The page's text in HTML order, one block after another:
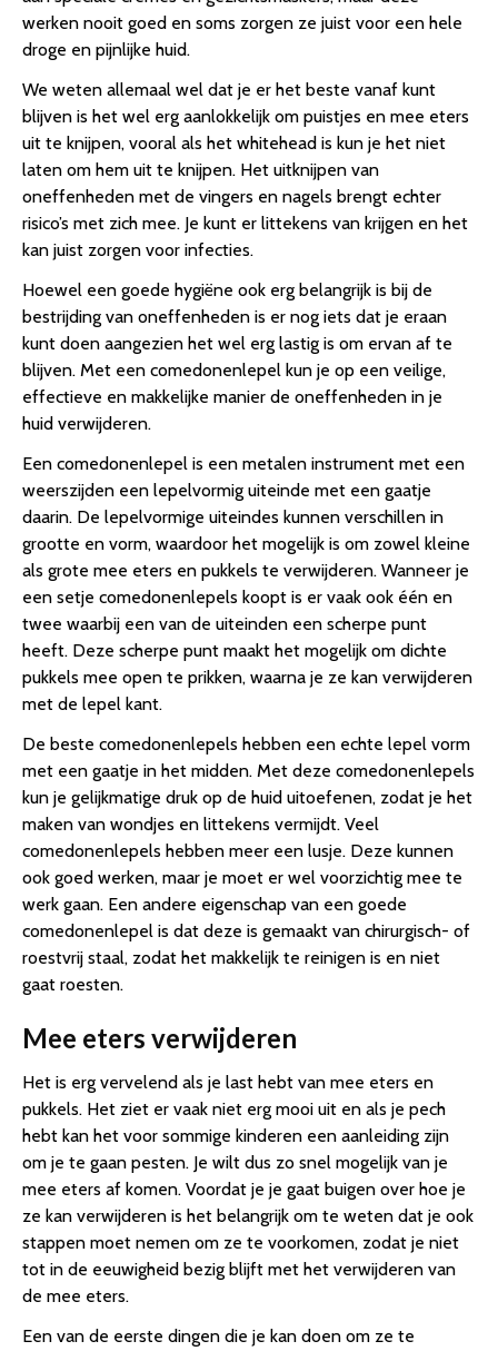
werken nooit goed en soms zorgen ze juist voor een hele
droge en pijnlijke huid.
We weten allemaal wel dat je er het beste vanaf kunt
blijven is het wel erg aanlokkelijk om puistjes en mee eters
uit te knijpen, vooral als het whitehead is kun je het niet
laten om hem uit te knijpen. Het uitknijpen van
oneffenheden met de vingers en nagels brengt echter
risico’s met zich mee. Je kunt er littekens van krijgen en het
kan juist zorgen voor infecties.
Hoewel een goede hygiëne ook erg belangrijk is bij de
bestrijding van oneffenheden is er nog iets dat je eraan
kunt doen aangezien het wel erg lastig is om ervan af te
blijven. Met een comedonenlepel kun je op een veilige,
effectieve en makkelijke manier de oneffenheden in je
huid verwijderen.
Een comedonenlepel is een metalen instrument met een
weerszijden een lepelvormig uiteinde met een gaatje
daarin. De lepelvormige uiteindes kunnen verschillen in
grootte en vorm, waardoor het mogelijk is om zowel kleine
als grote mee eters en pukkels te verwijderen. Wanneer je
een setje comedonenlepels koopt is er vaak ook één en
twee waarbij een van de uiteinden een scherpe punt
heeft. Deze scherpe punt maakt het mogelijk om dichte
pukkels mee open te prikken, waarna je ze kan verwijderen
met de lepel kant.
De beste comedonenlepels hebben een echte lepel vorm
met een gaatje in het midden. Met deze comedonenlepels
kun je gelijkmatige druk op de huid uitoefenen, zodat je het
maken van wondjes en littekens vermijdt. Veel
comedonenlepels hebben meer een lusje. Deze kunnen
ook goed werken, maar je moet er wel voorzichtig mee te
werk gaan. Een andere eigenschap van een goede
comedonenlepel is dat deze is gemaakt van chirurgisch- of
roestvrij staal, zodat het makkelijk te reinigen is en niet
gaat roesten.
Mee eters verwijderen
Het is erg vervelend als je last hebt van mee eters en
pukkels. Het ziet er vaak niet erg mooi uit en als je pech
hebt kan het voor sommige kinderen een aanleiding zijn
om je te gaan pesten. Je wilt dus zo snel mogelijk van je
mee eters af komen. Voordat je je gaat buigen over hoe je
ze kan verwijderen is het belangrijk om te weten dat je ook
stappen moet nemen om ze te voorkomen, zodat je niet
tot in de eeuwigheid bezig blijft met het verwijderen van
de mee eters.
Een van de eerste dingen die je kan doen om ze te